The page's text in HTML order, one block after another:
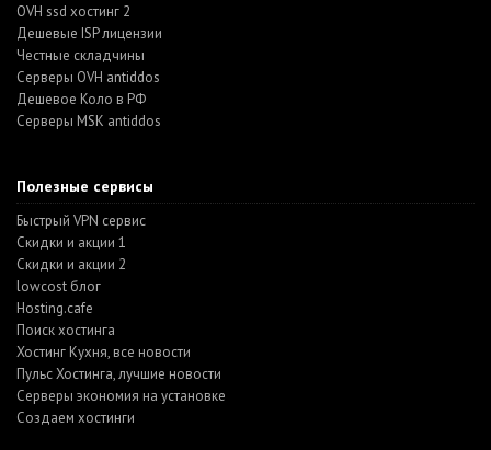
OVH ssd хостинг 2
Дешевые ISP лицензии
Честные складчины
Серверы OVH antiddos
Дешевое Коло в РФ
Серверы MSK antiddos
Полезные сервисы
Быстрый VPN сервис
Скидки и акции 1
Скидки и акции 2
lowcost блог
Hosting.cafe
Поиск хостинга
Хостинг Кухня, все новости
Пульс Хостинга, лучшие новости
Серверы экономия на установке
Создаем хостинги